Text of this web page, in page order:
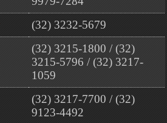
(32) 3232-5679
(32) 3215-1800 / (32)
3215-5796 / (32) 3217-
1059
(32) 3217-7700 / (32)
9123-4492